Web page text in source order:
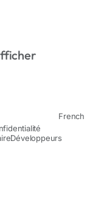
French
Développeurs